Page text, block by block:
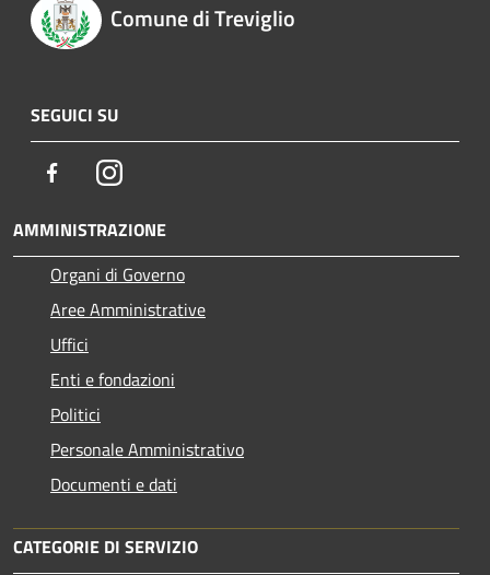
Comune di Treviglio
SEGUICI SU
FacebookInstagram
AMMINISTRAZIONE
Organi di Governo
Aree Amministrative
Uffici
Enti e fondazioni
Politici
Personale Amministrativo
Documenti e dati
CATEGORIE DI SERVIZIO